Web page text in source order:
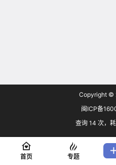
Copyright ©
闽ICP备
查询 14 次，
首页 专题